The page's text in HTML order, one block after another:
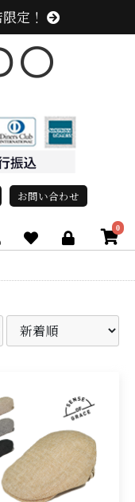
定！
お問い合わせ
0